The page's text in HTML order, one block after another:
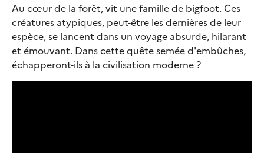
Au cœur de la forêt, vit une famille de bigfoot. Ces
créatures atypiques, peut-être les dernières de leur
espèce, se lancent dans un voyage absurde, hilarant
et émouvant. Dans cette quête semée d'embûches,
échapperont-ils à la civilisation moderne ?